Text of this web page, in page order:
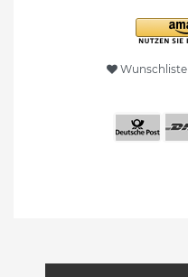
Wunschliste